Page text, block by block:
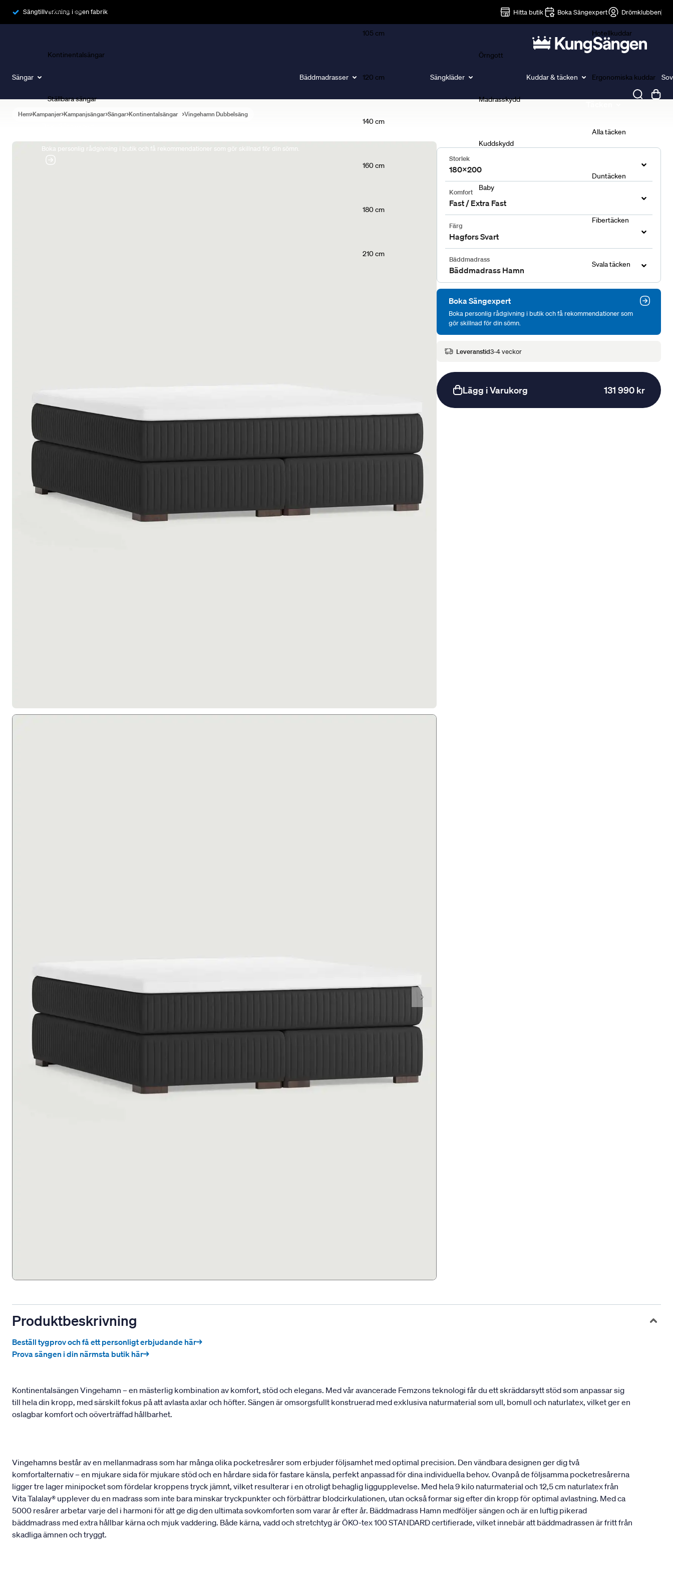
Sängtillverkning i egen fabrik Hitta butik Boka Sängexpert Drömklubben
Sängar
Ramsängar
Kontinentalsängar
Ställbara sängar
Boka personlig rådgivning i butik och få rekommendationer som gör skillnad för din sömn.
Bäddmadrasser
105 cm
120 cm
140 cm
160 cm
180 cm
210 cm
Sängkläder
Örngott
Madrasskydd
Kuddskydd
Baby
Kuddar & täcken
Hotellkuddar
Ergonomiska kuddar
Alla täcken
Duntäcken
Fibertäcken
Svala täcken
Hem Kampanjer Kampanjsängar Sängar Kontinentalsängar Vingehamn Dubbelsäng
Storlek
180x200
Komfort
Fast / Extra Fast
Färg
Hagfors Svart
Bäddmadrass
Bäddmadrass Hamn
Boka Sängexpert
Boka personlig rådgivning i butik och få rekommendationer som
gör skillnad för din sömn.
Leveranstid3-4 veckor
Lägg i Varukorg 131 990 kr
Produktbeskrivning
Beställ tygprov och få ett personligt erbjudande här→
Prova sängen i din närmsta butik här→
Kontinentalsängen Vingehamn – en mästerlig kombination av komfort, stöd och elegans. Med vår avancerade Femzons teknologi får du ett skräddarsytt stöd som anpassar sig
till hela din kropp, med särskilt fokus på att avlasta axlar och höfter. Sängen är omsorgsfullt konstruerad med exklusiva naturmaterial som ull, bomull och naturlatex, vilket ger en
oslagbar komfort och oöverträffad hållbarhet.
Vingehamns består av en mellanmadrass som har många olika pocketresårer som erbjuder följsamhet med optimal precision. Den vändbara designen ger dig två
komfortalternativ – en mjukare sida för mjukare stöd och en hårdare sida för fastare känsla, perfekt anpassad för dina individuella behov. Ovanpå de följsamma pocketresårerna
ligger tre lager minipocket som fördelar kroppens tryck jämnt, vilket resulterar i en otroligt behaglig liggupplevelse. Med hela 9 kilo naturmaterial och 12,5 cm naturlatex från
Vita Talalay® upplever du en madrass som inte bara minskar tryckpunkter och förbättrar blodcirkulationen, utan också formar sig efter din kropp för optimal avlastning. Med ca
5000 resårer arbetar varje del i harmoni för att ge dig den ultimata sovkomforten som varar år efter år. Bäddmadrass Hamn medföljer sängen och är en luftig pikerad
bäddmadrass med extra hållbar kärna och mjuk vaddering. Både kärna, vadd och stretchtyg är ÖKO-tex 100 STANDARD certifierade, vilket innebär att bäddmadrassen är fritt från
skadliga ämnen och tryggt.